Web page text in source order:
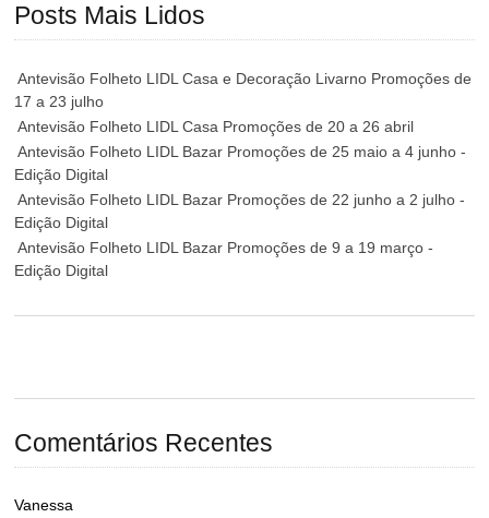
Posts Mais Lidos
Antevisão Folheto LIDL Casa e Decoração Livarno Promoções de
17 a 23 julho
Antevisão Folheto LIDL Casa Promoções de 20 a 26 abril
Antevisão Folheto LIDL Bazar Promoções de 25 maio a 4 junho -
Edição Digital
Antevisão Folheto LIDL Bazar Promoções de 22 junho a 2 julho -
Edição Digital
Antevisão Folheto LIDL Bazar Promoções de 9 a 19 março -
Edição Digital
Comentários Recentes
Vanessa